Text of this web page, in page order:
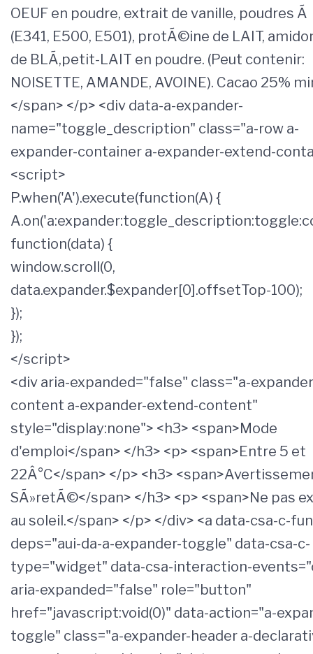
OEUF en poudre, extrait de vanille, poudres
(E341, E500, E501), protÃ©ine de LAIT,
de BLÃ,petit-LAIT en poudre. (Peut contenir:
NOISETTE, AMANDE, AVOINE). Cacao 25%
</span> </p> <div data-a-expander-
name="toggle_description" class="a-row a-
expander-container a-expander-extend-
<script>
P.when('A').execute(function(A) {
function(data) {
window.scroll(0,
data.expander.$expander[0].offsetTop-100);
});
});
</script>
<div aria-expanded="false" class="a-
content a-expander-extend-content"
style="display:none"> <h3> <span>Mode
d'emploi</span> </h3> <p> <span>Entre 5 et
22Â°C</span> </p> <h3>
SÃ»retÃ©</span> </h3> <p> <span>Ne pas
au soleil.</span> </p> </div> <a data-csa-c-
deps="aui-da-a-expander-toggle" data-csa-c-
type="widget" data-csa-interaction-
aria-expanded="false" role="button"
href="javascript:void(0)" data-action="a-
toggle" class="a-expander-header a-